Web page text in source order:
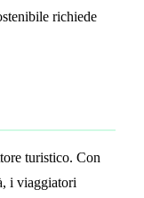
richiede
turistico. Con
i viaggiatori